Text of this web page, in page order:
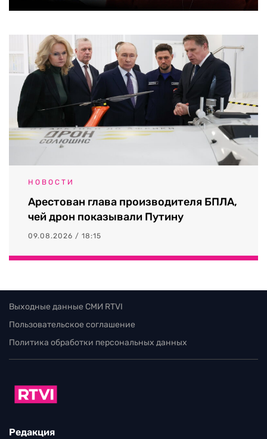
НОВОСТИ
Арестован глава производителя БПЛА,
чей дрон показывали Путину
09.08.2026 / 18:15
Выходные данные СМИ RTVI
Пользовательское соглашение
Политика обработки персональных данных
Редакция